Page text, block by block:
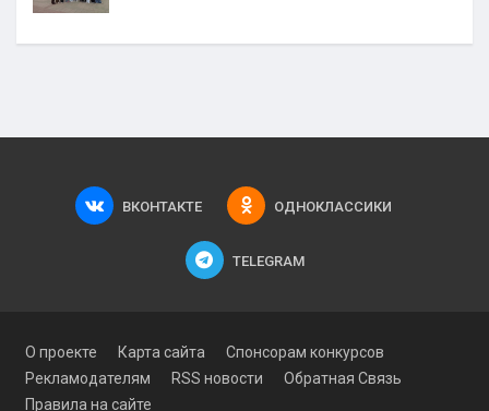
ВКОНТАКТЕ ОДНОКЛАССИКИ
TELEGRAM
О проекте Карта сайта
Спонсорам конкурсов
Рекламодателям
RSS новости
Обратная Связь
Правила на сайте